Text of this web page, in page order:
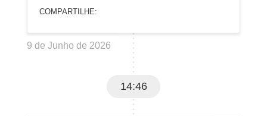
COMPARTILHE:
9 de Junho de 2026
14:46